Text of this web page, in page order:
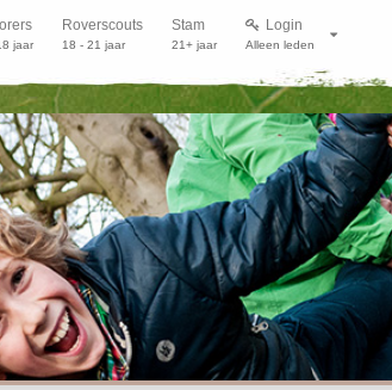
jaar
Roverscouts
18 - 21 jaar
Stam
21+ jaar
Login
Alleen leden